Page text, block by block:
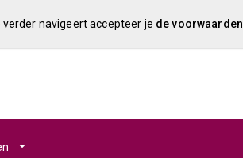
navigeert accepteer je de voorwaarden